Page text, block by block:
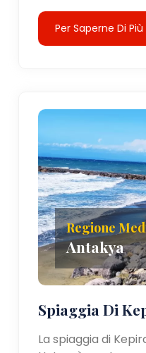
Per Saperne Di Più
Regione
Antakya
Spiaggia Di
La spiaggia di